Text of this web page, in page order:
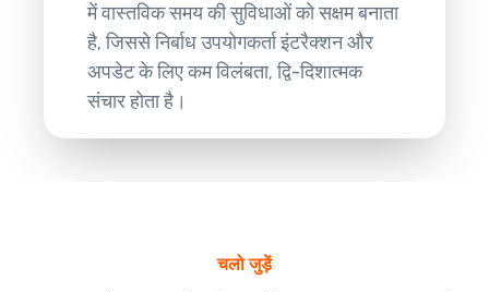
में वास्तविक समय की सुविधाओं को सक्षम बनाता
है, जिससे निर्बाध उपयोगकर्ता इंटरैक्शन और
अपडेट के लिए कम विलंबता, द्वि-दिशात्मक
संचार होता है।
चलो जुड़ें